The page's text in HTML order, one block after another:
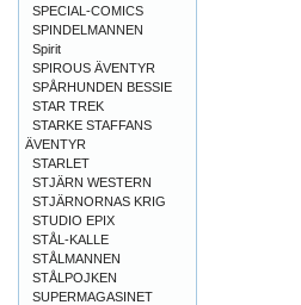
SPECIAL-COMICS
SPINDELMANNEN
Spirit
SPIROUS ÄVENTYR
SPÅRHUNDEN BESSIE
STAR TREK
STARKE STAFFANS
ÄVENTYR
STARLET
STJÄRN WESTERN
STJÄRNORNAS KRIG
STUDIO EPIX
STÅL-KALLE
STÅLMANNEN
STÅLPOJKEN
SUPERMAGASINET